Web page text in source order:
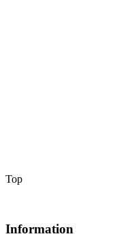
Top
Information